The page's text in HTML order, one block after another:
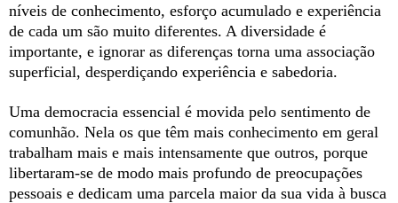
níveis de conhecimento, esforço acumulado e experiência
de cada um são muito diferentes. A diversidade é
importante, e ignorar as diferenças torna uma associação
superficial, desperdiçando experiência e sabedoria.
Uma democracia essencial é movida pelo sentimento de
comunhão. Nela os que têm mais conhecimento em geral
trabalham mais e mais intensamente que outros, porque
libertaram-se de modo mais profundo de preocupações
pessoais e dedicam uma parcela maior da sua vida à busca